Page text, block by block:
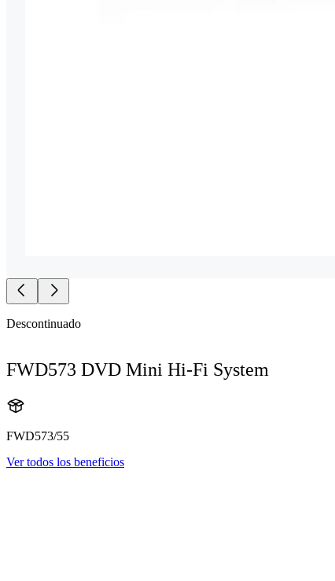
Descontinuado
FWD573 DVD Mini Hi-Fi System
FWD573/55
Ver todos los beneficios